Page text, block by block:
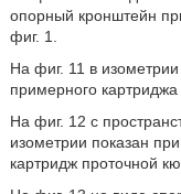
опорный кронштейн
фиг. 1.
На фиг. 11 в
примерного
На фиг. 12 с
изометрии показан
картридж проточной